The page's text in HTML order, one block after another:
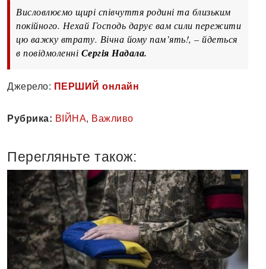
Висловлюємо щирі співчуття родині та близьким
покійного. Нехай Господь дарує вам сили пережити
цю важку втрату. Вічна йому пам’ять!, – йдеться
в повідмоленні Сергія Надала.
Джерело: ПЕРШИЙ онлайн
Рубрика: ВІЙНА, Важливо
Перегляньте також: